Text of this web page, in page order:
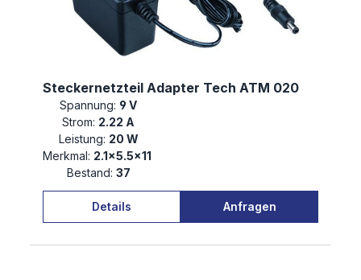
Steckernetzteil Adapter Tech ATM 020
Spannung: 9 V
Strom: 2.22 A
Leistung: 20 W
Merkmal: 2.1×5.5×11
Bestand: 37
Details Anfragen